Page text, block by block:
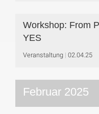
Workshop: From
YES
Veranstaltung 02.04.25
Februar 2025